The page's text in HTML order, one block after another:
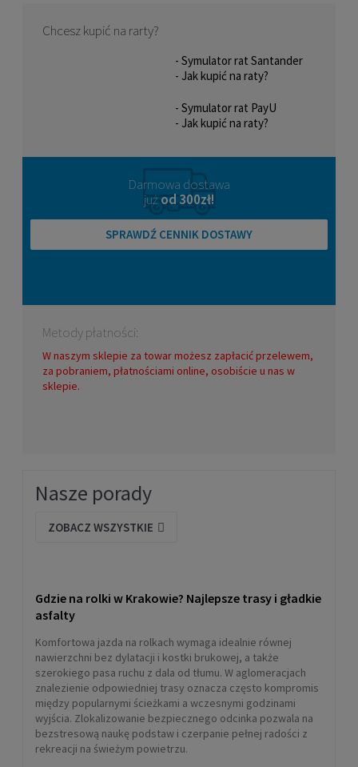
Chcesz kupić na rarty?
- Symulator rat Santander
- Jak kupić na raty?
- Symulator rat PayU
- Jak kupić na raty?
Darmowa dostawa
już od 300zł!
SPRAWDŹ CENNIK DOSTAWY
Metody płatności:
W naszym sklepie za towar możesz zapłacić przelewem,
za pobraniem, płatnościami online, osobiście u nas w
sklepie.
Nasze porady
ZOBACZ WSZYSTKIE
Gdzie na rolki w Krakowie? Najlepsze trasy i gładkie
asfalty
Komfortowa jazda na rolkach wymaga idealnie równej
nawierzchni bez dylatacji i kostki brukowej, a także
szerokiego pasa ruchu z dala od tłumu. W aglomeracjach
znalezienie odpowiedniej trasy oznacza często kompromis
między popularnymi ścieżkami a wczesnymi godzinami
wyjścia. Zlokalizowanie bezpiecznego odcinka pozwala na
bezstresową naukę podstaw i czerpanie pełnej radości z
rekreacji na świeżym powietrzu.